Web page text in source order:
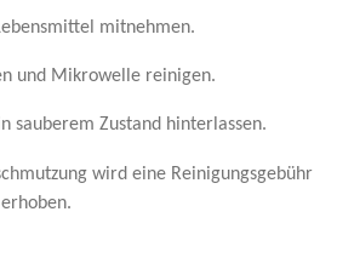
mitnehmen.
und Mikrowelle reinigen.
sauberem Zustand hinterlassen.
wird eine Reinigungsgebühr